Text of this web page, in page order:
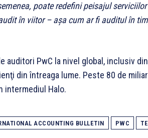
poate redefini peisajul
în viitor – aşa cum ar fi auditul în
PwC la nivel global, inclusiv din
din întreaga lume. Peste 80 de
intermediul Halo.
ACCOUNTING BULLETIN PWC